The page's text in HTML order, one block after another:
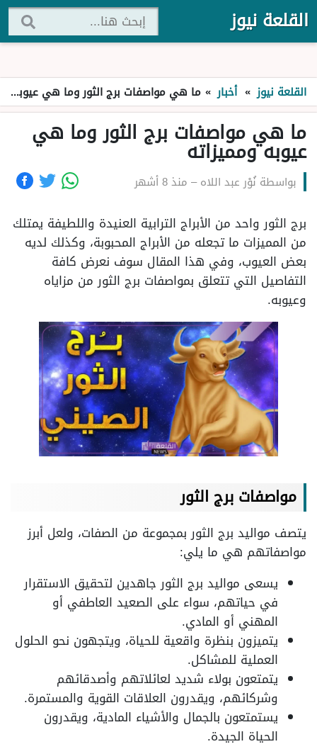
القلعة نيوز
القلعة نيوز » أخبار » ما هي مواصفات برج الثور وما هي عيوبه ومميزاته
ما هي مواصفات برج الثور وما هي
عيوبه ومميزاته
بواسطة نُوْر عبد اللاه– منذ 8 أشهر
برج الثور واحد من الأبراج الترابية العنيدة واللطيفة يمتلك
من المميزات ما تجعله من الأبراج المحبوبة، وكذلك لديه
بعض العيوب، وفي هذا المقال سوف نعرض كافة
التفاصيل التي تتعلق بمواصفات برج الثور من مزاياه
وعيوبه.
مواصفات برج الثور
يتصف مواليد برج الثور بمجموعة من الصفات، ولعل أبرز
مواصفاتهم هي ما يلي:
يسعى مواليد برج الثور جاهدين لتحقيق الاستقرار
في حياتهم، سواء على الصعيد العاطفي أو
المهني أو المادي.
يتميزون بنظرة واقعية للحياة، ويتجهون نحو الحلول
العملية للمشاكل.
يتمتعون بولاء شديد لعائلاتهم وأصدقائهم
وشركائهم، ويقدرون العلاقات القوية والمستمرة.
يستمتعون بالجمال والأشياء المادية، ويقدرون
الحياة الجيدة.